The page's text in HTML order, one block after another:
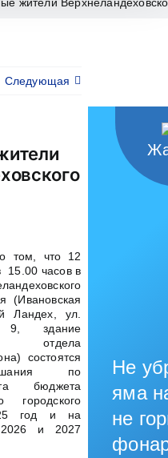
Следующая
том, что 12
15.00 часов в
(Ивановская
Ландех, ул.
9, здание
отдела
состоятся
по
бюджета
городского
год и на
и 2027
Не
яма
не